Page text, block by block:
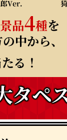
品4種を
中から、
る！
タペ